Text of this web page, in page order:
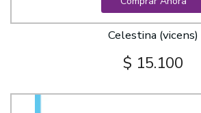
Celestina (vicens)
$ 15.100